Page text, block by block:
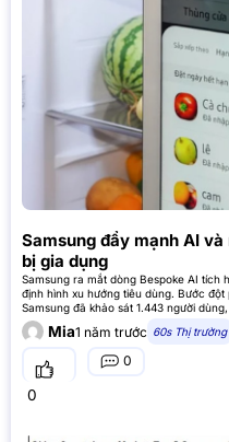
Samsung đẩy mạnh AI
bị gia dụng
Samsung ra mắt dòng Bespoke AI tích
định hình xu hướng tiêu dùng. Bước
Samsung đã khảo sát 1.443 người
hình cảm ứng là hai tính
Mia1 năm trước 60s Thị trường
0
0